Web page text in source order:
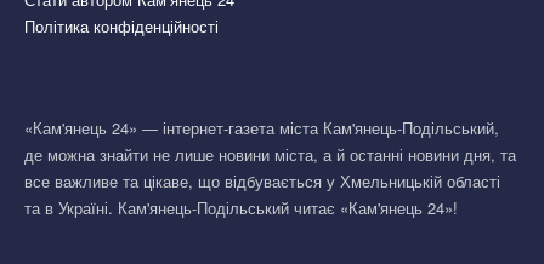
Політика конфіденційності
«Кам'янець 24» — інтернет-газета міста Кам'янець-Подільський,
де можна знайти не лише новини міста, а й останні новини дня, та
все важливе та цікаве, що відбувається у Хмельницькій області
та в Україні. Кам'янець-Подільський читає «Кам'янець 24»!